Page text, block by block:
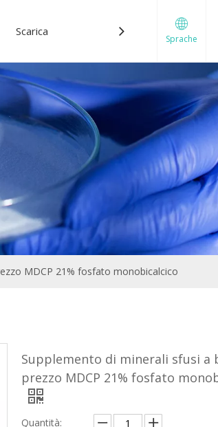
Scarica Contattaci
Sprache
MDCP 21% fosfato monobicalcico
Supplemento di minerali sfusi a
prezzo MDCP 21% fosfato
Quantità: